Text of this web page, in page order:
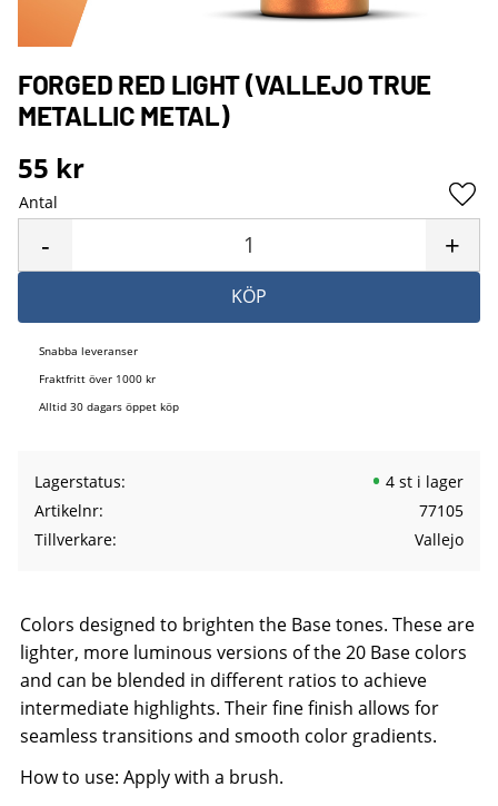
FORGED RED LIGHT (VALLEJO TRUE
METALLIC METAL)
55 kr
Antal
+
-
KÖP
Snabba leveranser
Fraktfritt över 1000 kr
Alltid 30 dagars öppet köp
Lagerstatus
4 st i lager
Artikelnr
77105
Tillverkare
Vallejo
Colors designed to brighten the Base tones. These are
lighter, more luminous versions of the 20 Base colors
and can be blended in different ratios to achieve
intermediate highlights. Their fine finish allows for
seamless transitions and smooth color gradients.
How to use: Apply with a brush.